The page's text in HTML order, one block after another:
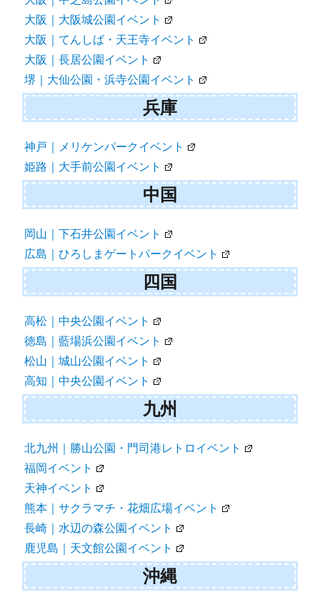
大阪｜大阪城公園イベント
大阪｜てんしば・天王寺イベント
大阪｜長居公園イベント
堺｜大仙公園・浜寺公園イベント
兵庫
神戸｜メリケンパークイベント
姫路｜大手前公園イベント
中国
岡山｜下石井公園イベント
広島｜ひろしまゲートパークイベント
四国
高松｜中央公園イベント
徳島｜藍場浜公園イベント
松山｜城山公園イベント
高知｜中央公園イベント
九州
北九州｜勝山公園・門司港レトロイベント
福岡イベント
天神イベント
熊本｜サクラマチ・花畑広場イベント
長崎｜水辺の森公園イベント
鹿児島｜天文館公園イベント
沖縄